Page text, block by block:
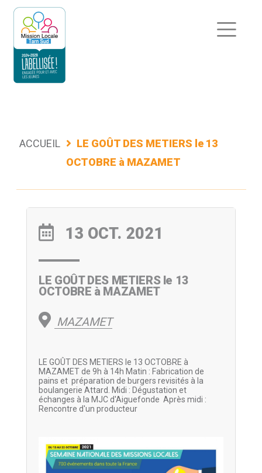
Aller
contenu
ACCUEIL
LE GOÛT DES METIERS le 13
OCTOBRE à MAZAMET
13 OCT. 2021
LE GOÛT DES METIERS le 13
OCTOBRE à MAZAMET
MAZAMET
LE GOÛT DES METIERS le 13 OCTOBRE à
MAZAMET de 9h à 14h Matin : Fabrication de
pains et préparation de burgers revisités à la
boulangerie Attard. Midi : Dégustation et
échanges à la MJC d'Aiguefonde Après midi :
Rencontre d'un producteur